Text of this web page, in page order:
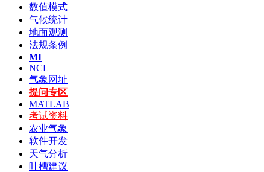
数值模式
气候统计
地面观测
法规条例
MI
NCL
气象网址
提问专区
MATLAB
考试资料
农业气象
软件开发
天气分析
吐槽建议